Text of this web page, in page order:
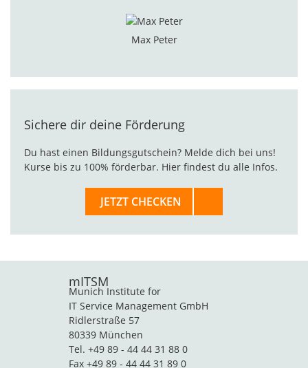
Max Peter
Sichere dir deine Förderung
Du hast einen Bildungsgutschein? Melde dich bei uns!
Kurse bis zu 100% förderbar. Hier findest du alle Infos.
JETZT CHECKEN
mITSM
Munich Institute for
IT Service Management GmbH
Ridlerstraße 57
80339 München
Tel. +49 89 - 44 44 31 88 0
Fax +49 89 - 44 44 31 89 0